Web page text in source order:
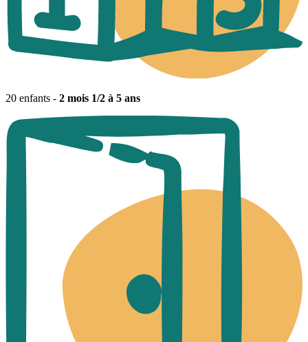
20 enfants - 2 mois 1/2 à 5 ans